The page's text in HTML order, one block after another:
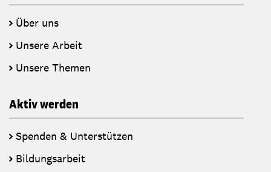
Über uns
Unsere Arbeit
Unsere Themen
Aktiv werden
Spenden & Unterstützen
Bildungsarbeit